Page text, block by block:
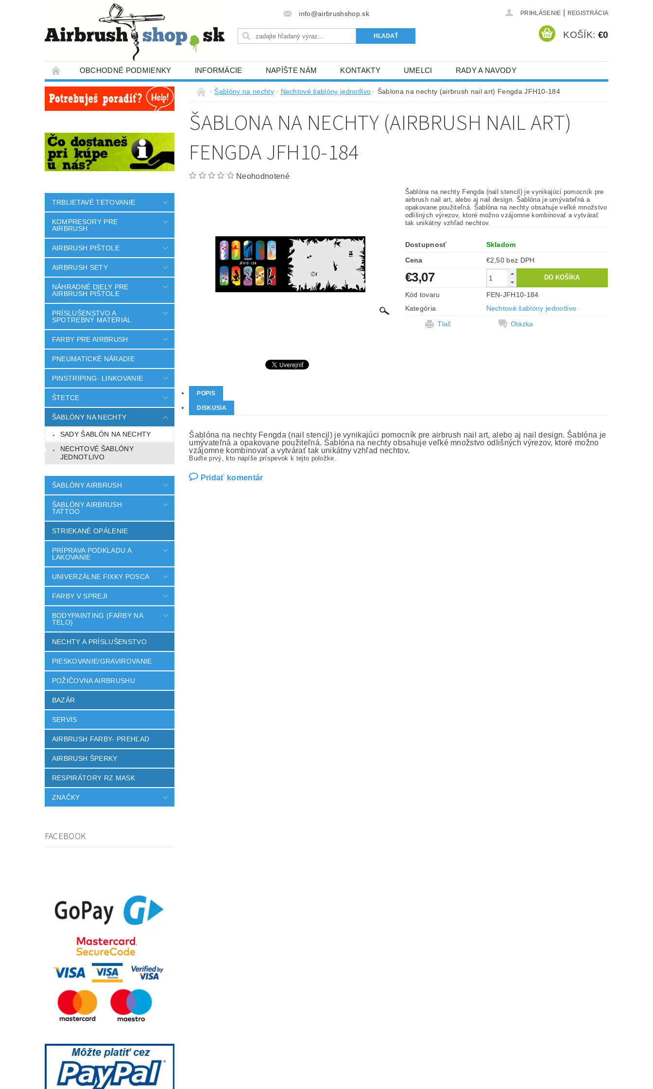
info@airbrushshop.sk PRIHLÁSENIE REGISTRÁCIA
KOŠÍK: €0
OBCHODNÉ PODMIENKY INFORMÁCIE NAPÍŠTE NÁM KONTAKTY UMELCI RADY A NAVODY
TRBLIETAVÉ TETOVANIE
KOMPRESORY PRE
AIRBRUSH
AIRBRUSH PIŠTOLE
AIRBRUSH SETY
NÁHRADNÉ DIELY PRE
AIRBRUSH PIŠTOLE
PRÍSLUŠENSTVO A
SPOTREBNÝ MATERIÁL
FARBY PRE AIRBRUSH
PNEUMATICKÉ NÁRADIE
PINSTRIPING- LINKOVANIE
ŠTETCE
ŠABLÓNY NA NECHTY
SADY ŠABLÓN NA NECHTY
NECHTOVÉ ŠABLÓNY
JEDNOTLIVO
ŠABLÓNY AIRBRUSH
ŠABLÓNY AIRBRUSH
TATTOO
STRIEKANÉ OPÁLENIE
PRÍPRAVA PODKLADU A
LAKOVANIE
UNIVERZÁLNE FIXKY POSCA
FARBY V SPREJI
BODYPAINTING (FARBY NA
TELO)
NECHTY A PRÍSLUŠENSTVO
PIESKOVANIE/GRAVIROVANIE
POŽIČOVNA AIRBRUSHU
BAZÁR
SERVIS
AIRBRUSH FARBY- PREHĽAD
AIRBRUSH ŠPERKY
RESPIRÁTORY RZ MASK
ZNAČKY
FACEBOOK
Šablóny na nechty Nechtové šablóny jednotlivo Šablona na nechty (airbrush nail art) Fengda JFH10-184
ŠABLONA NA NECHTY (AIRBRUSH NAIL ART)
FENGDA JFH10-184
Neohodnotené
Šablóna na nechty Fengda (nail stencil) je vynikajúci pomocník pre
airbrush nail art, alebo aj nail design. Šablóna je umývateľná a
opakovane použiteľná. Šablóna na nechty obsahuje veľké množstvo
odlišných výrezov, ktoré možno vzájomne kombinovať a vytvárať
tak unikátny vzhľad nechtov.
Dostupnosť
Skladom
Cena
€2,50 bez DPH
€3,07
Kód tovaru
FEN-JFH10-184
Kategória
Nechtové šablóny jednotlivo
Tlač
Otázka
POPIS
DISKUSIA
Šablóna na nechty Fengda (nail stencil) je vynikajúci pomocník pre airbrush nail art, alebo aj nail design. Šablóna je
umývateľná a opakovane použiteľná. Šablóna na nechty obsahuje veľké množstvo odlišných výrezov, ktoré možno
vzájomne kombinovať a vytvárať tak unikátny vzhľad nechtov.
Buďte prvý, kto napíše príspevok k tejto položke.
Pridať komentár